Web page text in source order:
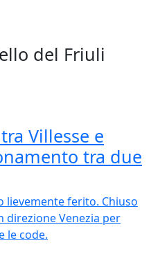
del Friuli
Villesse e
tra due
lievemente ferito. Chiuso
direzione Venezia per
le code.